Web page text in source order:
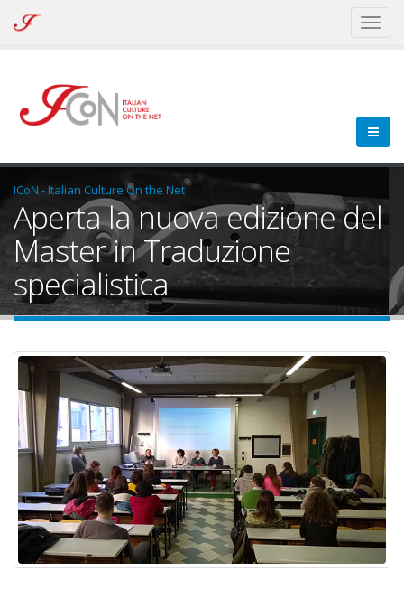
ICoN
On
the
Net
ICoN - Italian Culture On the Net
Aperta la nuova edizione del
Master in Traduzione
specialistica
settimana-presenza-master-
tradu.jpg